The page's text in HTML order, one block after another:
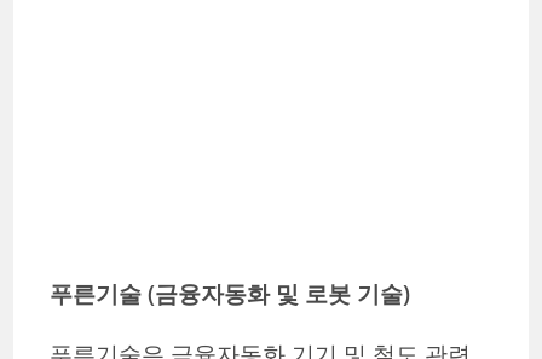
푸른기술 (금융자동화 및 로봇 기술)